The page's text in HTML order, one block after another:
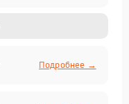
Подробнее →